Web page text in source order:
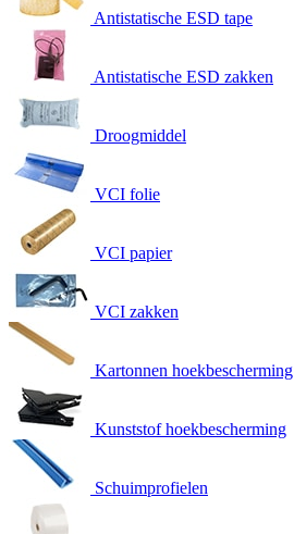
Antistatische ESD tape
Antistatische ESD zakken
Droogmiddel
VCI folie
VCI papier
VCI zakken
Kartonnen hoekbescherming
Kunststof hoekbescherming
Schuimprofielen